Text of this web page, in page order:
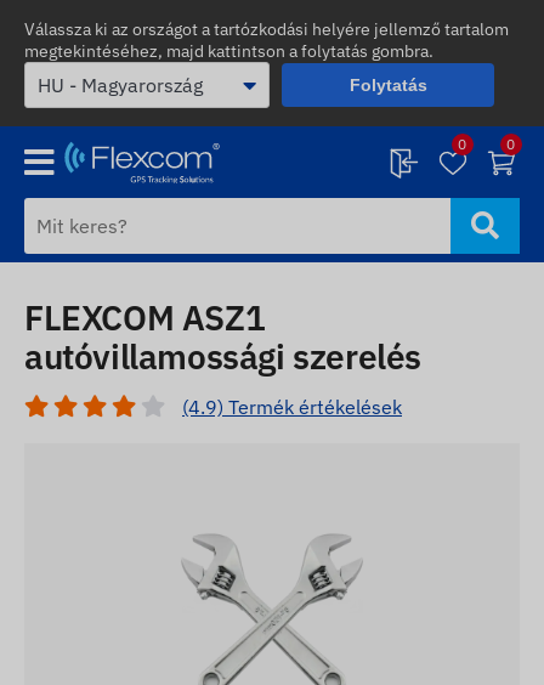
Válassza ki az országot a tartózkodási helyére jellemző tartalom
megtekintéséhez, majd kattintson a folytatás gombra.
Folytatás
0 0
FLEXCOM ASZ1
autóvillamossági szerelés
(4.9) Termék értékelések